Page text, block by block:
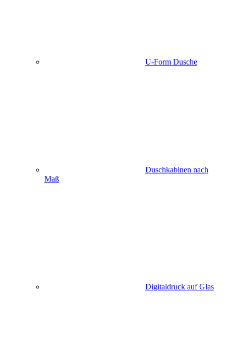
U-Form Dusche
Duschkabinen nach
Maß
Digitaldruck auf Glas